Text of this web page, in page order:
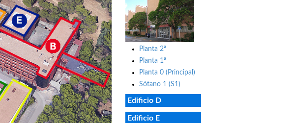
Planta 2ª
Planta 1ª
Planta 0 (Principal)
Sótano 1 (S1)
Edificio D
Edificio E